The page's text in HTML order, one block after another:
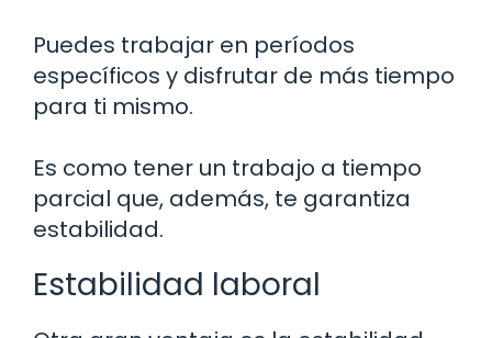
Puedes trabajar en períodos
específicos y disfrutar de más tiempo
para ti mismo.
Es como tener un trabajo a tiempo
parcial que, además, te garantiza
estabilidad.
Estabilidad laboral